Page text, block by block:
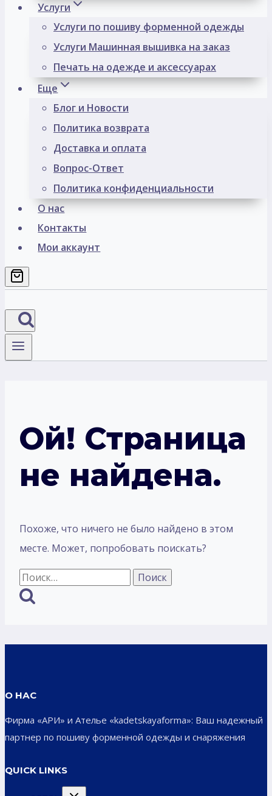
Услуги
Услуги по пошиву форменной одежды
Услуги Машинная вышивка на заказ
Печать на одежде и аксессуарах
Еще
Блог и Новости
Политика возврата
Доставка и оплата
Вопрос-Ответ
Политика конфиденциальности
О нас
Контакты
Мои аккаунт
Ой! Страница
не найдена.
Похоже, что ничего не было найдено в этом
месте. Может, попробовать поискать?
Найти:
О НАС
Фирма «АРИ» и Ателье «kadetskayaforma»: Ваш надежный
партнер по пошиву форменной одежды и снаряжения
QUICK LINKS
Переключить